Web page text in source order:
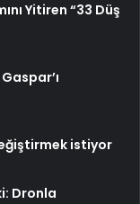
Yitiren “33 Düş
istiyor
Dronla